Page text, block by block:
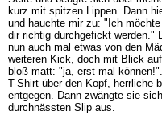
kurz mit spitzen Lippen. Dann
und hauchte mir zu: "Ich
dir richtig durchgefickt werden."
nun auch mal etwas von den
weiteren Kick, doch mit Blick
bloß matt: "ja, erst mal
T-Shirt über den Kopf, herrliche
entgegen. Dann zwängte sie
durchnässten Slip aus.